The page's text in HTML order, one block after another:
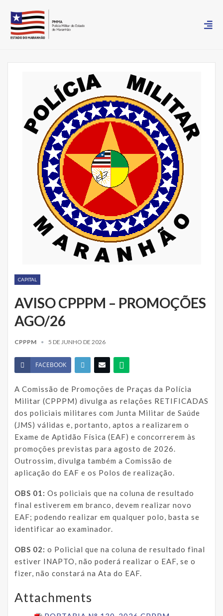
CAPITAL
AVISO CPPPM – PROMOÇÕES
AGO/26
CPPPM 5 DE JUNHO DE 2026
FACEBOOK
A Comissão de Promoções de Praças da Polícia
Militar (CPPPM) divulga as relações RETIFICADAS
dos policiais militares com Junta Militar de Saúde
(JMS) válidas e, portanto, aptos a realizarem o
Exame de Aptidão Física (EAF) e concorrerem às
promoções previstas para agosto de 2026.
Outrossim, divulga também a Comissão de
aplicação do EAF e os Polos de realização.
OBS 01: Os policiais que na coluna de resultado
final estiverem em branco, devem realizar novo
EAF; podendo realizar em qualquer polo, basta se
identificar ao examinador.
OBS 02: o Policial que na coluna de resultado final
estiver INAPTO, não poderá realizar o EAF, se o
fizer, não constará na Ata do EAF.
Attachments